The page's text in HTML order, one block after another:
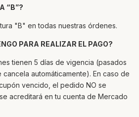
“B”?
"B" en todas nuestras órdenes.
PARA REALIZAR EL PAGO?
tienen 5 días de vigencia (pasados
automáticamente). En caso de
vencido, el pedido NO se
acreditará en tu cuenta de Mercado